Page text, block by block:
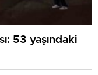
53 yaşındaki